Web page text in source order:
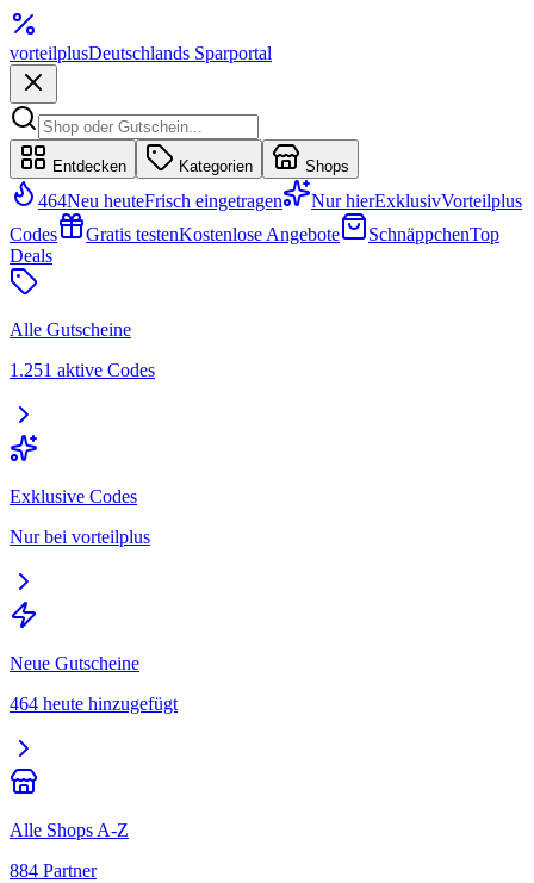
vorteilplusDeutschlands Sparportal
Entdecken Kategorien Shops
464Neu heuteFrisch eingetragen Nur hierExklusivVorteilplus
Codes
Gratis testenKostenlose Angebote SchnäppchenTop
Deals
Alle Gutscheine
1.251 aktive Codes
Exklusive Codes
Nur bei vorteilplus
Neue Gutscheine
464 heute hinzugefügt
Alle Shops A-Z
884 Partner